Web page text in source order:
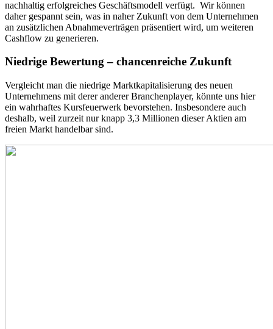
nachhaltig erfolgreiches Geschäftsmodell verfügt. Wir können
daher gespannt sein, was in naher Zukunft von dem Unternehmen
an zusätzlichen Abnahmeverträgen präsentiert wird, um weiteren
Cashflow zu generieren.
Niedrige Bewertung – chancenreiche Zukunft
Vergleicht man die niedrige Marktkapitalisierung des neuen
Unternehmens mit derer anderer Branchenplayer, könnte uns hier
ein wahrhaftes Kursfeuerwerk bevorstehen. Insbesondere auch
deshalb, weil zurzeit nur knapp 3,3 Millionen dieser Aktien am
freien Markt handelbar sind.